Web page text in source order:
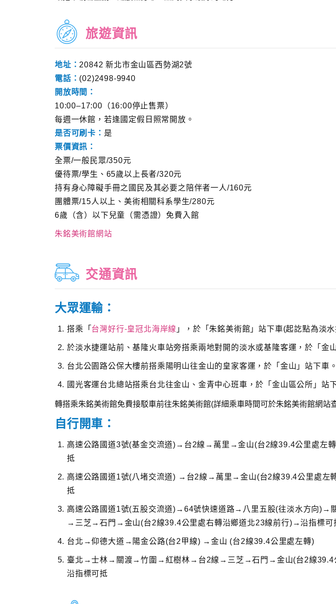
旅遊資訊
地址： 20842 新北市金山區西勢湖2號
電話： (02)2498-9940
開放時間：
10:00–17:00（16:00停止售票）
每週一休館，若逢國定假日照常開放。
是否可刷卡： 是
票價資訊：
全票/一般民眾/350元
優待票/學生、65歲以上長者/320元
持有身心障礙手冊之國民及其必要之陪伴者一人/160元
團體票/15人以上、美術相關科系學生/280元
6歲（含）以下兒童（需憑證）免費入館
朱銘美術館網站
交通資訊
大眾運輸：
搭乘「 台灣好行-皇冠北海岸線 」，於「朱銘美術館」站下車(起訖點為淡
於淡水捷運站前、基隆火車站旁搭乘兩地對開的淡水或基隆客運，於「金
台北公園路公保大樓前搭乘陽明山往金山的皇家客運，於「金山」站下車。
國光客運台北總站搭乘台北往金山、金青中心班車，於「金山區公所」站
轉搭乘朱銘美術館免費接駁車前往朱銘美術館(詳細乘車時間可於朱銘美術館網站
自行開車：
高速公路國道3號(基金交流道)→台2線→萬里→金山(台2線39.4公里處左
抵
高速公路國道1號(八堵交流道) →台2線→萬里→金山(台2線39.4公里處左
抵
高速公路國道1號(五股交流道)→64號快速道路→八里五股(往淡水方向
→三芝→石門→金山(台2線39.4公里處右轉沿鄉道北23線前行)→沿指標可
台北→仰德大道→陽金公路(台2甲線) →金山 (台2線39.4公里處左轉)
臺北→士林→關渡→竹圍→紅樹林→台2線→三芝→石門→金山(台2線39.4
沿指標可抵